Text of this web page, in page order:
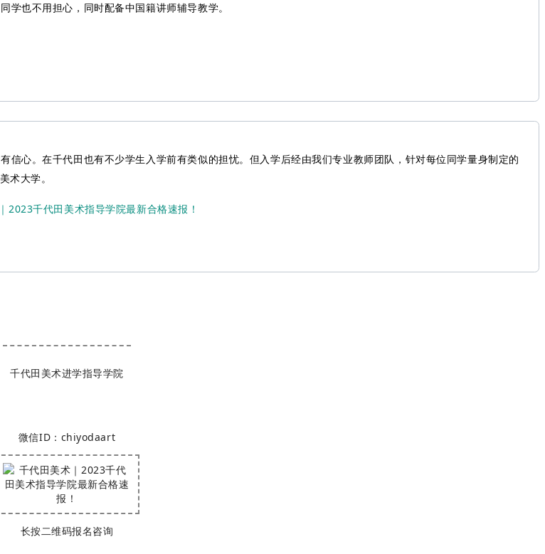
也不用担心，同时配备中国籍讲师辅导教学。
心。在千代田也有不少学生入学前有类似的担忧。但入学后经由我们专业教师团队，针对每位同学量身制定的
术大学。
千代田美术进学指导学院
微信ID：chiyodaart
长按二维码报名咨询